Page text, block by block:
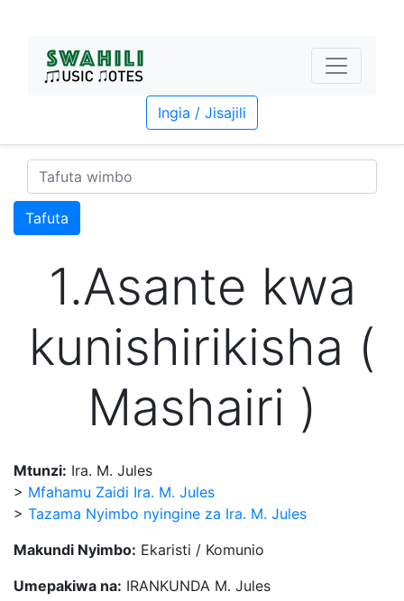
Ingia / Jisajili
Tafuta
1.Asante kwa
kunishirikisha (
Mashairi )
Mtunzi: Ira. M. Jules
> Mfahamu Zaidi Ira. M. Jules
> Tazama Nyimbo nyingine za Ira. M. Jules
Makundi Nyimbo: Ekaristi / Komunio
Umepakiwa na: IRANKUNDA M. Jules